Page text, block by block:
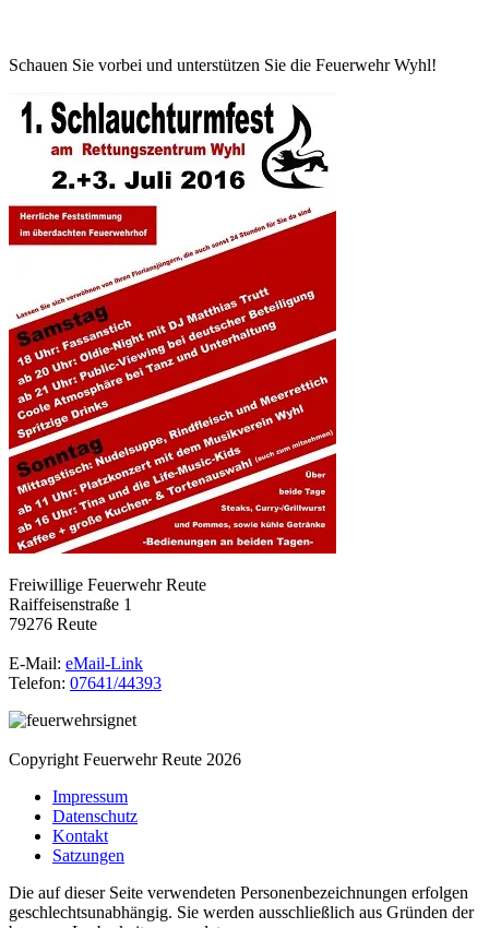
Schauen Sie vorbei und unterstützen Sie die Feuerwehr Wyhl!
Freiwillige Feuerwehr Reute
Raiffeisenstraße 1
79276 Reute
E-Mail: eMail-Link
Telefon: 07641/44393
Copyright Feuerwehr Reute 2026
Impressum
Datenschutz
Kontakt
Satzungen
Die auf dieser Seite verwendeten Personenbezeichnungen erfolgen
geschlechtsunabhängig. Sie werden ausschließlich aus Gründen der